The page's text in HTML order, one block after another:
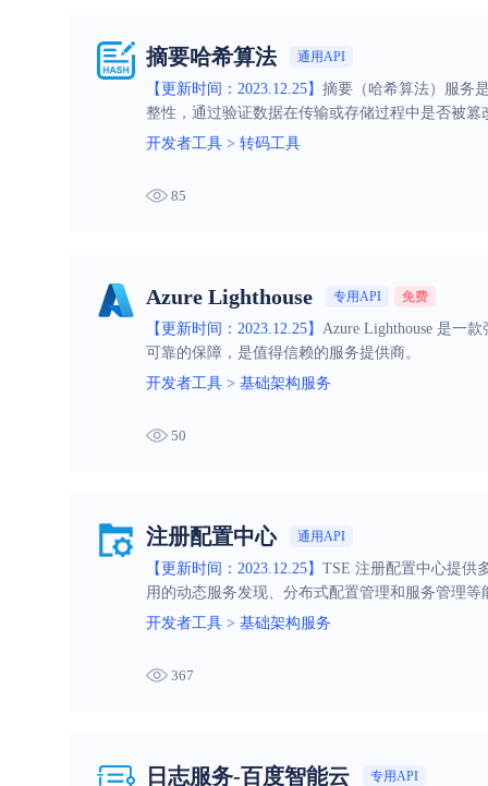
摘要哈希算法 通用API
【更新时间：2023.12.25】 摘要（哈希算法）服务
整性，通过验证数据在传输或存储过程中是否被
开发者工具 > 转码工具
85
Azure Lighthouse 专用API 免费
【更新时间：2023.12.25】 Azure Lighthouse 是一
可靠的保障，是值得信赖的服务提供商。
开发者工具 > 基础架构服务
50
注册配置中心 通用API
【更新时间：2023.12.25】 TSE 注册配置中心提供
用的动态服务发现、分布式配置管理和服务管理等
开发者工具 > 基础架构服务
367
日志服务-百度智能云 专用API